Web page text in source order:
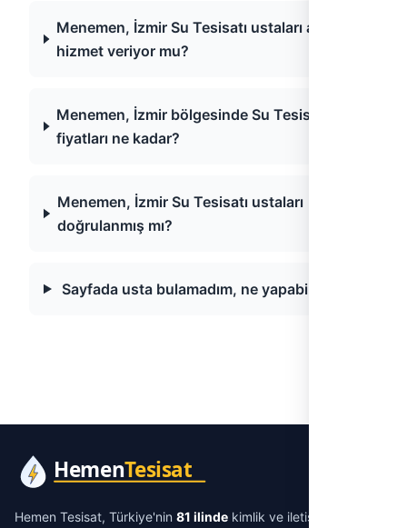
Menemen, İzmir Su Tesisatı ustaları acil
hizmet veriyor mu?
Menemen, İzmir bölgesinde Su Tesisatı
fiyatları ne kadar?
Menemen, İzmir Su Tesisatı ustaları
doğrulanmış mı?
Sayfada usta bulamadım, ne yapabilirim?
Hemen Tesisat, Türkiye'nin 81 ilinde kimlik ve iletişim